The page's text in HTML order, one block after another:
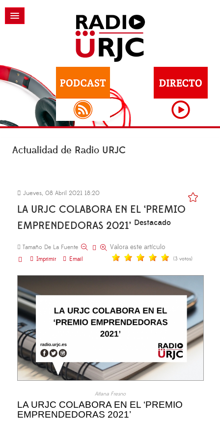
Actualidad de Radio URJC
Jueves, 08 Abril 2021 18:20
LA URJC COLABORA EN EL ‘PREMIO
EMPRENDEDORAS 2021’ Destacado
Tamaño De La Fuente
Imprimir
Email
Valora este artículo
(3 votos)
Aitana Fresno
LA URJC COLABORA EN EL ‘PREMIO
EMPRENDEDORAS 2021’